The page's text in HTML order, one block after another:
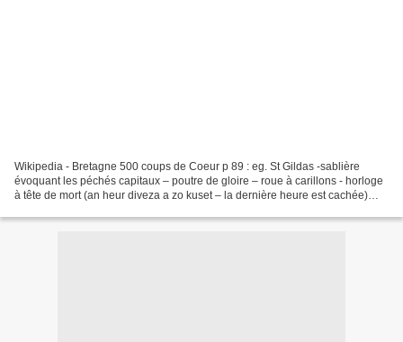
Wikipedia - Bretagne 500 coups de Coeur p 89 : eg. St Gildas -sablière
évoquant les péchés capitaux – poutre de gloire – roue à carillons - horloge
à tête de mort (an heur diveza a zo kuset – la dernière heure est cachée)